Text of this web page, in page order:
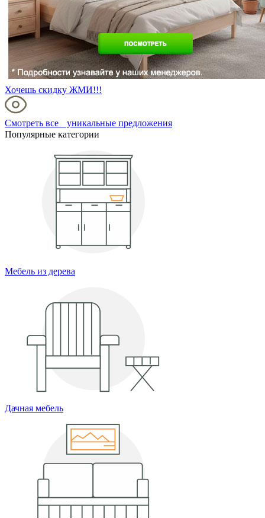
Хочешь скидку ЖМИ!!!
Смотреть все уникальные предложения
Популярные категории
Мебель из дерева
Дачная мебель